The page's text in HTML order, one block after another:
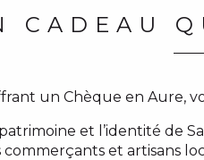
CADEAU
un Chèque en Aure,
et l’identité de
commerçants et artisans